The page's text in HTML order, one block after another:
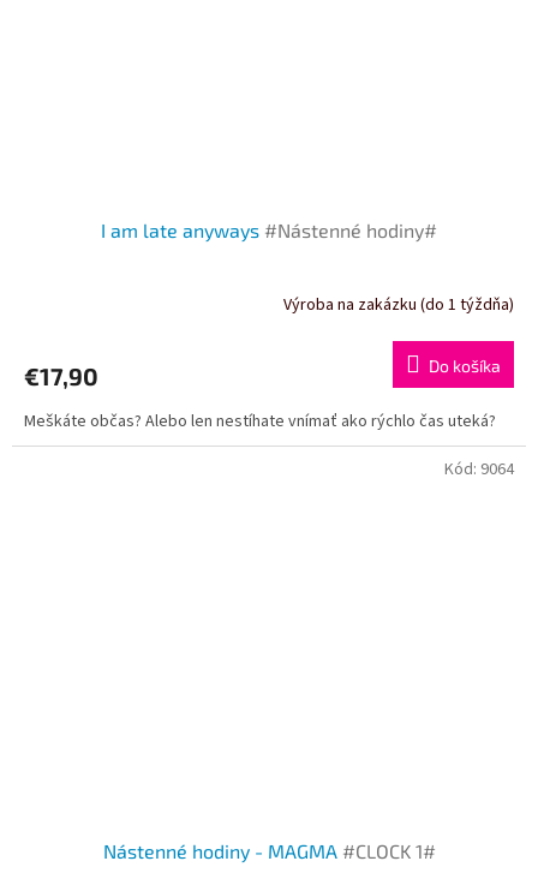
I am late anyways #Nástenné hodiny#
Výroba na zakázku (do 1 týždňa)
€17,90 Do košíka
Meškáte občas? Alebo len nestíhate vnímať ako rýchlo čas uteká?
Nástenné hodiny - MAGMA #CLOCK 1#
Kód: 9064